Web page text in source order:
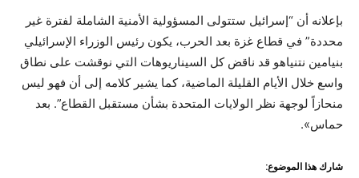
بإعلانه أن “إسرائيل ستتولى المسؤولية الأمنية الشاملة لفترة غير
محددة” في قطاع غزة بعد الحرب، يكون رئيس الوزراء الإسرائيلي
بنيامين نتنياهو قد ناقض كل السيناريوهات التي نوقشت على نطاق
واسع خلال الأيام القليلة الماضية، كما يشير كلامه إلى أن فهو ليس
منحازاً لوجهة نظر الولايات المتحدة بشأن مستقبل القطاع”. بعد
حماس».
شارك هذا الموضوع: